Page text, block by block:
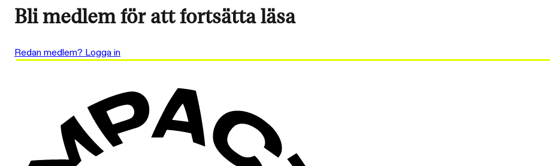
Bli medlem för att fortsätta läsa
Redan medlem? Logga in